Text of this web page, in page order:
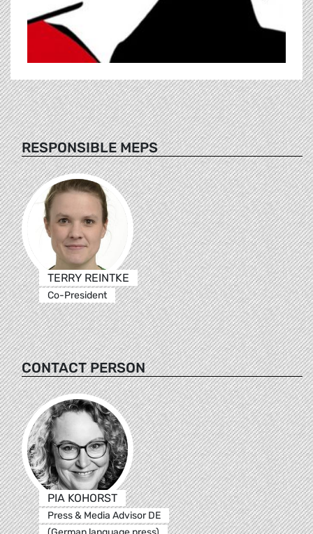
RESPONSIBLE MEPS
TERRY REINTKE
Co-President
CONTACT PERSON
PIA KOHORST
Press & Media Advisor DE